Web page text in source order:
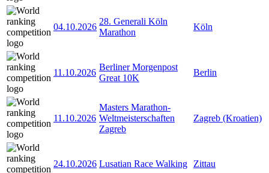
04.10.2026
28. Generali Köln
Marathon
Köln
11.10.2026
Berliner Morgenpost
Great 10K
Berlin
11.10.2026
Masters Marathon-
Weltmeisterschaften
Zagreb
Zagreb (Kroatien)
24.10.2026 Lusatian Race Walking Zittau